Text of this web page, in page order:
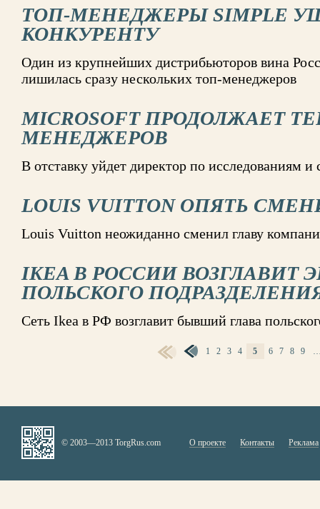
ТОП-МЕНЕДЖЕРЫ SIMPLE
КОНКУРЕНТУ
Один из крупнейших дистрибьюторов вина
лишилась сразу нескольких топ-менеджеров
MICROSOFT ПРОДОЛЖАЕТ
МЕНЕДЖЕРОВ
В отставку уйдет директор по исследованиям
LOUIS VUITTON ОПЯТЬ
Louis Vuitton неожиданно сменил главу
IKEA В РОССИИ ВОЗГЛАВИТ
ПОЛЬСКОГО
Сеть Ikea в РФ возглавит бывший глава
1 2 3 4 5 6 7 8 9
© 2003—2013 TorgRus.com О проекте Контакты Реклама